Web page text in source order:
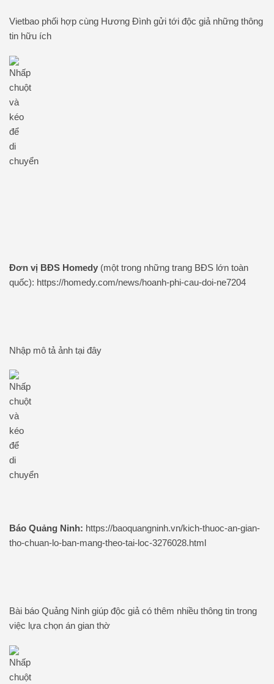
Vietbao phối hợp cùng Hương Đình gửi tới độc giả những thông
tin hữu ích
Đơn vị BĐS Homedy (một trong những trang BĐS lớn toàn
quốc): https://homedy.com/news/hoanh-phi-cau-doi-ne7204
Nhập mô tả ảnh tại đây
Báo Quảng Ninh: ​​​​​​https://baoquangninh.vn/kich-thuoc-an-gian-
tho-chuan-lo-ban-mang-theo-tai-loc-3276028.html
Bài báo Quảng Ninh giúp độc giả có thêm nhiều thông tin trong
việc lựa chọn án gian thờ